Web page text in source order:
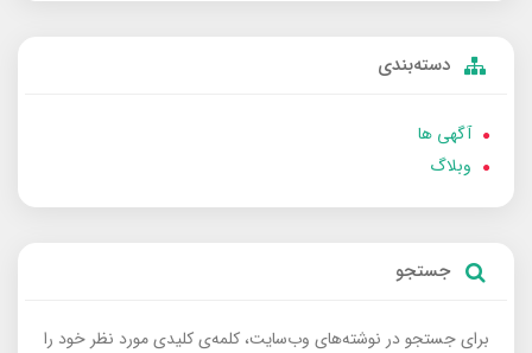
دسته‌بندی
آگهی ها
وبلاگ
جستجو
برای جستجو در نوشته‌های وب‌سایت، کلمه‌ی کلیدی مورد نظر خود را